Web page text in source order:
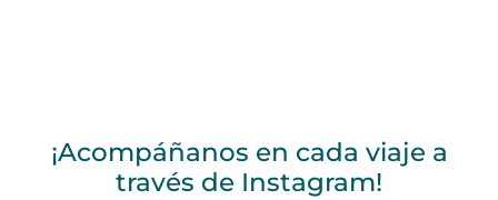
¡Acompáñanos en cada viaje a
través de Instagram!